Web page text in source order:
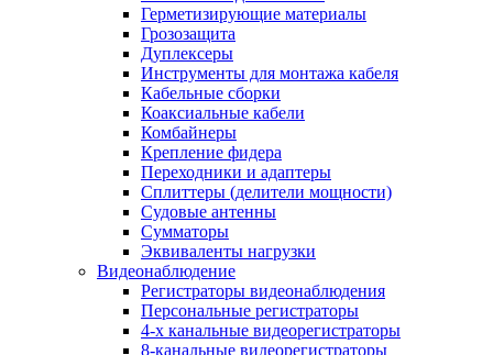
Герметизирующие материалы
Грозозащита
Дуплексеры
Инструменты для монтажа кабеля
Кабельные сборки
Коаксиальные кабели
Комбайнеры
Крепление фидера
Переходники и адаптеры
Сплиттеры (делители мощности)
Судовые антенны
Сумматоры
Эквиваленты нагрузки
Видеонаблюдение
Регистраторы видеонаблюдения
Персональные регистраторы
4-х канальные видеорегистраторы
8-канальные видеорегистраторы